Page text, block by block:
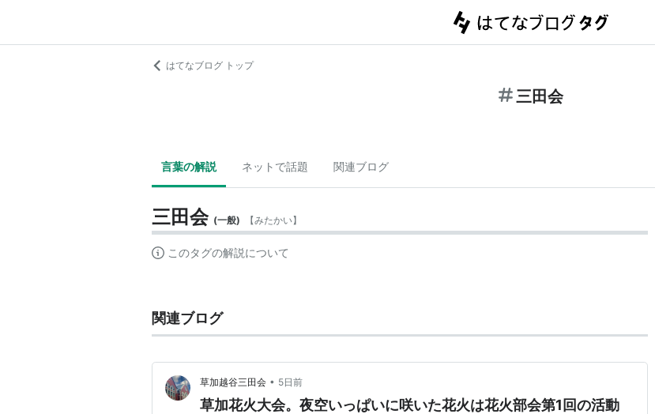
はてなブログ トップ
三田会
言葉の解説 ネットで話題 関連ブログ
三田会 (一般) 【みたかい】
このタグの解説について
関連ブログ
草加越谷三田会 • 5日前
草加花火大会。夜空いっぱいに咲いた花火は花火部会第1回の活動